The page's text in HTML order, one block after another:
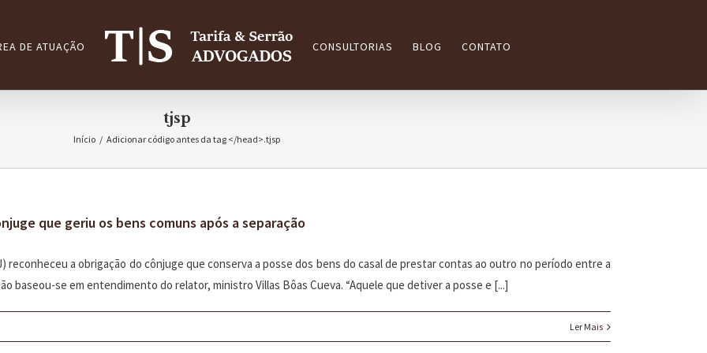
DE ATUAÇÃO CONSULTORIAS BLOG CONTATO
tjsp
Início / Adicionar código antes da tag </head>.tjsp
que geriu os bens comuns após a separação
reconheceu a obrigação do cônjuge que conserva a posse dos bens do casal de prestar contas ao outro no período entre a
baseou-se em entendimento do relator, ministro Villas Bôas Cueva. “Aquele que detiver a posse e [...]
Ler Mais